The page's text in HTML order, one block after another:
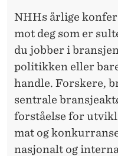
NHHs årlige
mot deg som er
du jobber i
politikken eller
handle. Forskere,
sentrale
forståelse for
mat og
nasjonalt og